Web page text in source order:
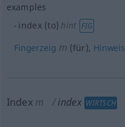
examples
index (to) hint FIG
Fingerzeig m (für), Hinweis
Indexm index WIRTSCH